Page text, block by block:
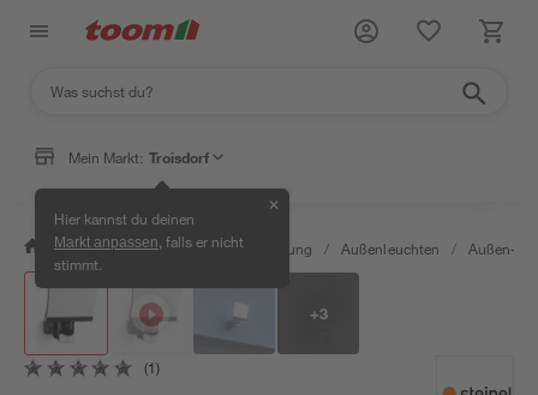
Mein Markt: Troisdorf
Hier kannst du deinen
Markt anpassen , falls er nicht
stimmt.
✕
/ Wohnen & Haushalt / Beleuchtung / Außenleuchten / Außen-
+3
(1)